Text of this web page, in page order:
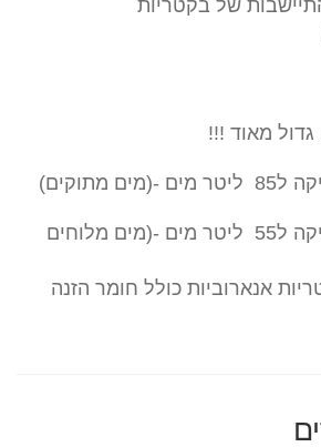
של בקטריות
מאוד !!!
מתוקים)
יחידה אחת מספיקה ל55 ליטר מים -(מים מלוחים
אנארוביות כולל חומר הזנה